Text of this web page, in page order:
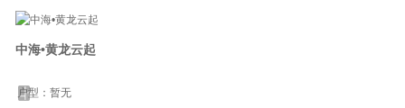
中海•黄龙云起
户型：暂无